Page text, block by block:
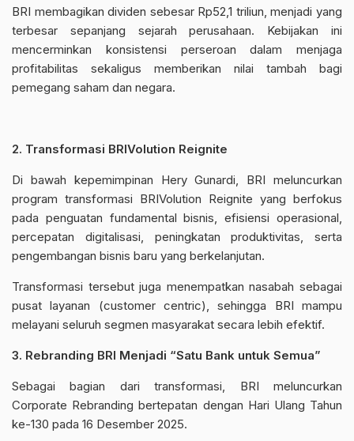
BRI membagikan dividen sebesar Rp52,1 triliun, menjadi yang
terbesar sepanjang sejarah perusahaan. Kebijakan ini
mencerminkan konsistensi perseroan dalam menjaga
profitabilitas sekaligus memberikan nilai tambah bagi
pemegang saham dan negara.
2. Transformasi BRIVolution Reignite
Di bawah kepemimpinan Hery Gunardi, BRI meluncurkan
program transformasi BRIVolution Reignite yang berfokus
pada penguatan fundamental bisnis, efisiensi operasional,
percepatan digitalisasi, peningkatan produktivitas, serta
pengembangan bisnis baru yang berkelanjutan.
Transformasi tersebut juga menempatkan nasabah sebagai
pusat layanan (customer centric), sehingga BRI mampu
melayani seluruh segmen masyarakat secara lebih efektif.
3. Rebranding BRI Menjadi “Satu Bank untuk Semua”
Sebagai bagian dari transformasi, BRI meluncurkan
Corporate Rebranding bertepatan dengan Hari Ulang Tahun
ke-130 pada 16 Desember 2025.